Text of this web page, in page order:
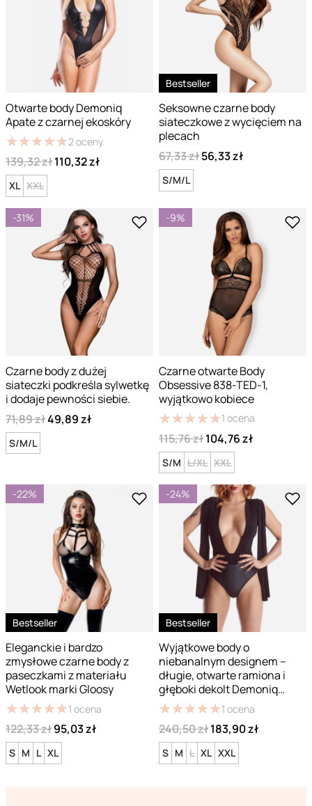
Otwarte body Demoniq
Apate z czarnej ekoskóry
★★★★★
★★★★★2 oceny
139,32 zł110,32 zł
XL XXL
Bestseller
Seksowne czarne body
siateczkowe z wycięciem na
plecach
67,33 zł56,33 zł
S/M/L
-31%
Czarne body z dużej
siateczki podkreśla sylwetkę
i dodaje pewności siebie.
71,89 zł49,89 zł
S/M/L
-9%
Czarne otwarte Body
Obsessive 838-TED-1,
wyjątkowo kobiece
★★★★★
★★★★★1 ocena
115,76 zł104,76 zł
S/M L/XL XXL
-22%
Bestseller
Eleganckie i bardzo
zmysłowe czarne body z
paseczkami z materiału
Wetlook marki Gloosy
★★★★★
★★★★★1 ocena
122,33 zł95,03 zł
S M L XL
-24%
Bestseller
Wyjątkowe body o
niebanalnym designem –
długie, otwarte ramiona i
głęboki dekolt Demoniq
Alexis
★★★★★
★★★★★1 ocena
240,50 zł183,90 zł
S M L XL XXL